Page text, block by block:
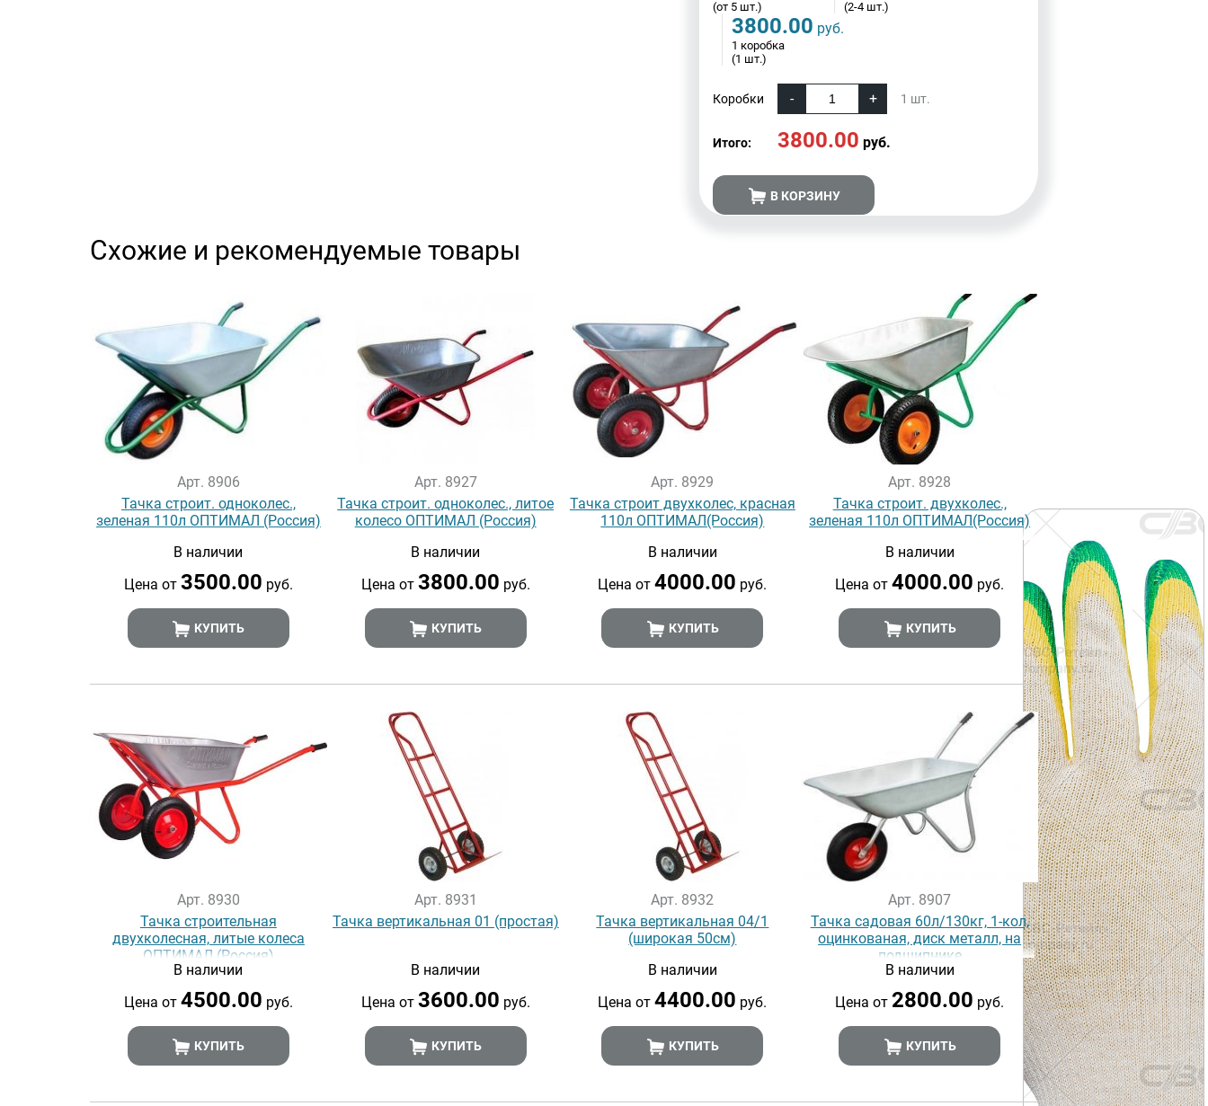
(от 5 шт.)
(2-4 шт.)
3800.00 руб.
1 коробка
(1 шт.)
Коробки 1 шт.
Итого: 3800.00 руб.
В КОРЗИНУ
Схожие и рекомендуемые товары
Арт. 8906
Тачка строит. одноколес.,
зеленая 110л ОПТИМАЛ (Россия)
В наличии
Цена от 3500.00 руб.
КУПИТЬ
Арт. 8927
Тачка строит. одноколес., литое
колесо ОПТИМАЛ (Россия)
В наличии
Цена от 3800.00 руб.
КУПИТЬ
Арт. 8929
Тачка строит двухколес, красная
110л ОПТИМАЛ(Россия)
В наличии
Цена от4000.00 руб.
КУПИТЬ
Арт. 8928
Тачка строит. двухколес.,
зеленая 110л ОПТИМАЛ(Россия)
В наличии
Цена от4000.00 руб.
КУПИТЬ
Арт. 8930
Тачка строительная
двухколесная, литые колеса
ОПТИМАЛ (Россия)
В наличии
Цена от 4500.00 руб.
КУПИТЬ
Арт. 8931
Тачка вертикальная 01 (простая)
В наличии
Цена от 3600.00 руб.
КУПИТЬ
Арт. 8932
Тачка вертикальная 04/1
(широкая 50см)
В наличии
Цена от4400.00 руб.
КУПИТЬ
Арт. 8907
Тачка садовая 60л/130кг, 1-кол,
оцинкованая, диск металл, на
подшипнике
В наличии
Цена от 2800.00 руб.
КУПИТЬ